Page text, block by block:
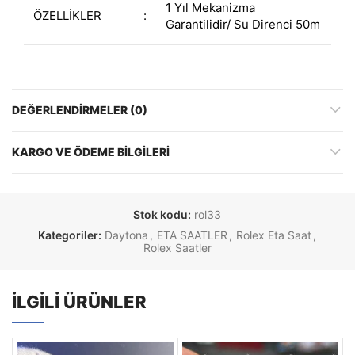
ÖZELLİKLER :
1 Yıl Mekanizma
Garantilidir/ Su Direnci 50m
DEĞERLENDIRMELER (0)
KARGO VE ÖDEME BILGILERI
Stok kodu: rol33
Kategoriler: Daytona , ETA SAATLER , Rolex Eta Saat,
Rolex Saatler
İLGILI ÜRÜNLER